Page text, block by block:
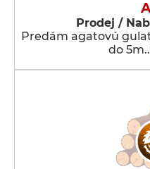
Prodej /
Predám agatovú
do